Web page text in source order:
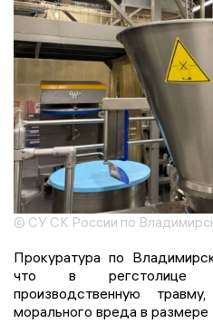
© СУ СК России по
Прокуратура по
что в регстолице
производственную
морального вреда в